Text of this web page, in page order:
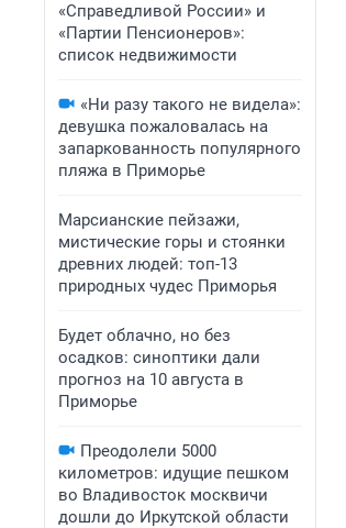
«Справедливой России» и
«Партии Пенсионеров»:
список недвижимости
«Ни разу такого не видела»:
девушка пожаловалась на
запаркованность популярного
пляжа в Приморье
Марсианские пейзажи,
мистические горы и стоянки
древних людей: топ-13
природных чудес Приморья
Будет облачно, но без
осадков: синоптики дали
прогноз на 10 августа в
Приморье
Преодолели 5000
километров: идущие пешком
во Владивосток москвичи
дошли до Иркутской области